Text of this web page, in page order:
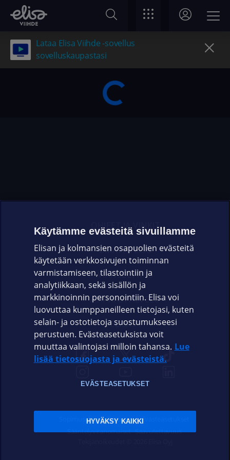
Lataa Elisa Viihde -sovellus
sovelluskaupastasi
OHJEET JA VINKIT
OMAYHTEISÖ
VIANSELVITYS
ASIAKASPALVELU
ELISA.FI
Sopimusehdot Tietosuoja Evästeasetukset
Sääntelyviranomaiset Saavutettavuus
Käytämme evästeitä sivuillamme
Elisan ja kolmansien osapuolien evästeitä
käytetään verkkosivujen toiminnan
varmistamiseen, tilastointiin ja
analytiikkaan, sekä sisällön ja
markkinoinnin personointiin. Elisa voi
luovuttaa kumppaneilleen tietojasi, kuten
selain- ja ostotietoja suostumukseesi
perustuen. Evästeasetuksista voit
muuttaa valintojasi milloin tahansa. Lue
lisää tietosuojasta ja evästeistä.
EVÄSTEASETUKSET
HYVÄKSY KAIKKI